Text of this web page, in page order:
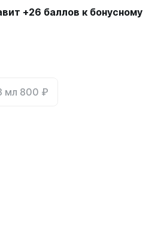
+26 баллов к бонусному
мл 800 ₽